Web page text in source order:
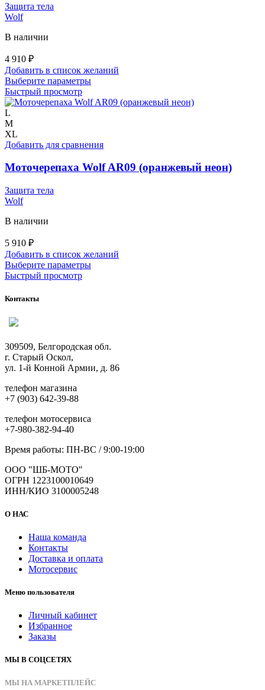
Защита тела
Wolf
В наличии
4 910 ₽
Добавить в список желаний
Выберите параметрыЭтот
имеет
можно
на
Быстрый просмотр
L
M
XL
Добавить для сравнения
Моточерепаха Wolf AR09 (оранжевый неон)
Защита тела
Wolf
В наличии
5 910 ₽
Добавить в список желаний
Выберите параметрыЭтот
на
товара.
Быстрый просмотр
Контакты
309509, Белгородская обл.
г. Старый Оскол,
ул. 1-й Конной Армии, д. 86
телефон магазина
+7 (903) 642-39-88
телефон мотосервиса
+7-980-382-94-40
Время работы: ПН-ВС / 9:00-19:00
ООО "ШБ-МОТО"
ОГРН 1223100010649
ИНН/КИО 3100005248
О НАС
Наша команда
Контакты
Доставка и оплата
Мотосервис
Меню пользователя
Личный кабинет
Избранное
Заказы
МЫ В СОЦСЕТЯХ
МЫ НА МАРКЕТПЛЕЙС